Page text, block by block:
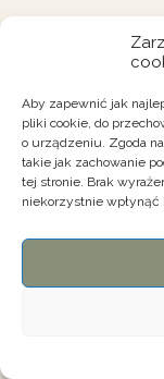
Aby zapewnić jak
pliki cookie, do
o urządzeniu. Zgoda
takie jak zachowanie
tej stronie. Brak
niekorzystnie